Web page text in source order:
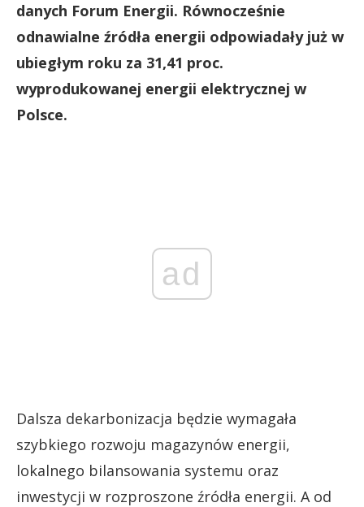
danych Forum Energii. Równocześnie
odnawialne źródła energii odpowiadały już w
ubiegłym roku za 31,41 proc.
wyprodukowanej energii elektrycznej w
Polsce.
ad
Dalsza dekarbonizacja będzie wymagała
szybkiego rozwoju magazynów energii,
lokalnego bilansowania systemu oraz
inwestycji w rozproszone źródła energii. A od